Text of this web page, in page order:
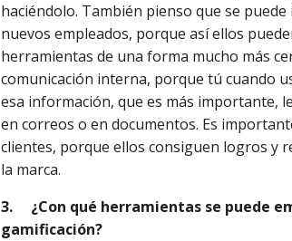
haciéndolo. También pienso que se
nuevos empleados, porque así ellos
herramientas de una forma mucho más
comunicación interna, porque tú cuando
esa información, que es más importante,
en correos o en documentos. Es
clientes, porque ellos consiguen logros y
la marca.
3. ¿Con qué herramientas se puede
gamificación?